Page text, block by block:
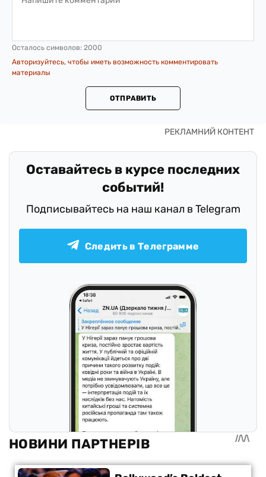
Осталось символов: 2000
Авторизуйтесь, чтобы иметь возможность комментировать
материалы
ОТПРАВИТЬ
Оставайтесь в курсе последних
событий!
Подписывайтесь на наш канал в Telegram
Следить в Телеграмме